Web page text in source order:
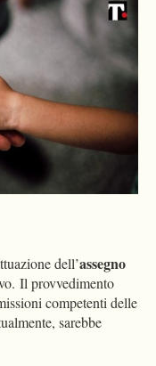
dell’assegno
Il provvedimento
competenti delle
sarebbe